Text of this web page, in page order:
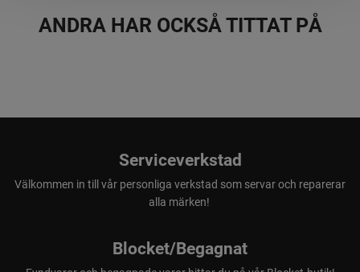
i enlighet med världens allra strängaste
miljöbestämmelser.
Kombinerat choke-/stoppreglage
minskar risken för att motorn flödas.
ANDRA HAR OCKSÅ TITTAT PÅ
Serviceverkstad
Välkommen in till vår personliga verkstad som servar och reparerar
alla märken!
Blocket/Begagnat